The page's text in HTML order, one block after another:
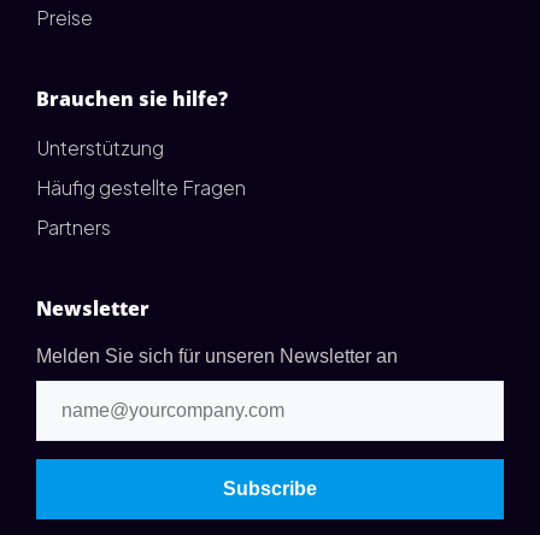
Preise
Brauchen sie hilfe?
Unterstützung
Häufig gestellte Fragen
Partners
Newsletter
Melden Sie sich für unseren Newsletter an